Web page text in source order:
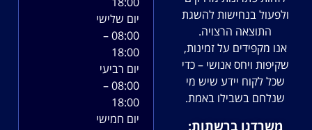
ולפעול בנחישות להשגת
התוצאה הרצויה.
אנו מקפידים על זמינות,
שקיפות ויחס אנושי – כדי
שכל לקוח יידע שיש מי
שנלחם בשבילו באמת.
משרדנו ברשתות:
יום שלישי
08:00 –
18:00
יום רביעי
08:00 –
18:00
יום חמישי